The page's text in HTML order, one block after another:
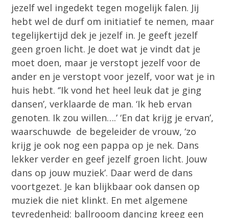
jezelf wel ingedekt tegen mogelijk falen. Jij
hebt wel de durf om initiatief te nemen, maar
tegelijkertijd dek je jezelf in. Je geeft jezelf
geen groen licht. Je doet wat je vindt dat je
moet doen, maar je verstopt jezelf voor de
ander en je verstopt voor jezelf, voor wat je in
huis hebt. ‘’Ik vond het heel leuk dat je ging
dansen’, verklaarde de man. ‘Ik heb ervan
genoten. Ik zou willen….’ ‘En dat krijg je ervan’,
waarschuwde de begeleider de vrouw, ‘zo
krijg je ook nog een pappa op je nek. Dans
lekker verder en geef jezelf groen licht. Jouw
dans op jouw muziek’. Daar werd de dans
voortgezet. Je kan blijkbaar ook dansen op
muziek die niet klinkt. En met algemene
tevredenheid: ballrooom dancing kreeg een